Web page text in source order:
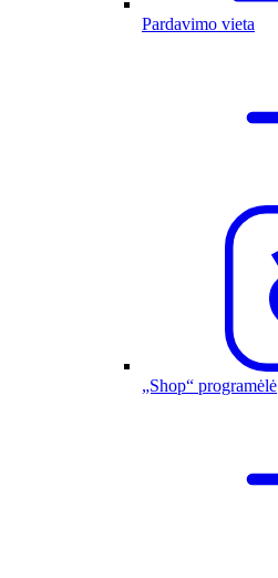
Pardavimo vieta
„Shop“ programėlė